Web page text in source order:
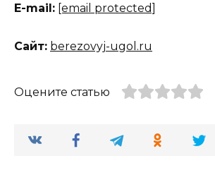
Е-mail: [email protected]
Сайт: berezovyj-ugol.ru
Оцените статью